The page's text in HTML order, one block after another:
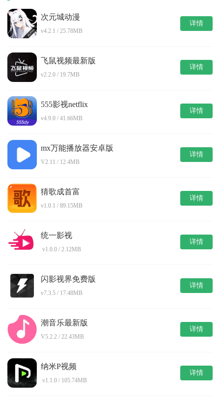
次元城动漫
v4.2.1 / 25.78MB
详情
飞鼠视频最新版
v2.2.0 / 19.7MB
详情
555影视netflix
v4.9.0 / 41.66MB
详情
mx万能播放器安卓版
V2.11 / 12.4MB
详情
猜歌成首富
v1.0.1 / 89.15MB
详情
统一影视
v1.0.0 / 2.12MB
详情
闪影视界免费版
v7.3.5 / 17.48MB
详情
潮音乐最新版
V5.2.2 / 22.43MB
详情
纳米P视频
v1.1.0 / 105.74MB
详情